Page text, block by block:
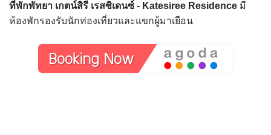
ที่พักพัทยา เกตน์สิรี เรสซิเดนซ์ - Katesiree Residence มี
ห้องพักรองรับนักท่องเที่ยวและแขกผู้มาเยือน